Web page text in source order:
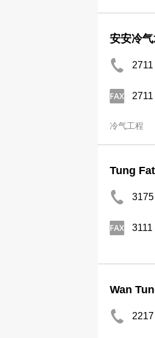
安安冷
冷气工程
Tung
Wan